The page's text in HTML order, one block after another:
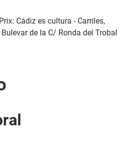
Cádiz es cultura - Carriles,
de la C/ Ronda del Trobal